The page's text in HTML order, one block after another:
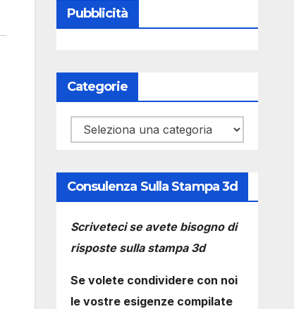
Pubblicità
Categorie
Categorie
Consulenza Sulla Stampa 3d
Scriveteci se avete bisogno di
risposte sulla stampa 3d
Se volete condividere con noi
le vostre esigenze compilate